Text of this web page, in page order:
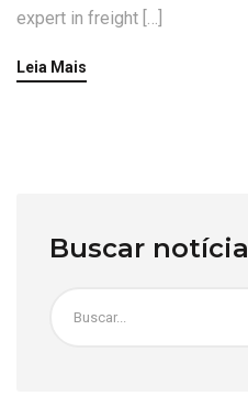
expert in freight […]
Leia Mais
Buscar notícia